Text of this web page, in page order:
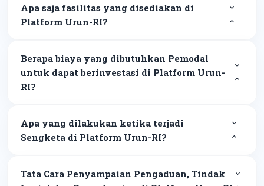
Apa saja fasilitas yang disediakan di
Platform Urun-RI?
Berapa biaya yang dibutuhkan Pemodal
untuk dapat berinvestasi di Platform Urun-
RI?
Apa yang dilakukan ketika terjadi
Sengketa di Platform Urun-RI?
Tata Cara Penyampaian Pengaduan, Tindak